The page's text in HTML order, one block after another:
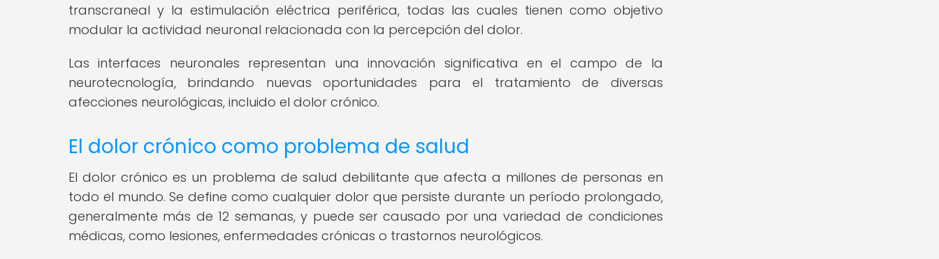
transcraneal y la estimulación eléctrica periférica, todas las cuales tienen como objetivo
modular la actividad neuronal relacionada con la percepción del dolor.
Las interfaces neuronales representan una innovación significativa en el campo de la
neurotecnología, brindando nuevas oportunidades para el tratamiento de diversas
afecciones neurológicas, incluido el dolor crónico.
El dolor crónico como problema de salud
El dolor crónico es un problema de salud debilitante que afecta a millones de personas en
todo el mundo. Se define como cualquier dolor que persiste durante un período prolongado,
generalmente más de 12 semanas, y puede ser causado por una variedad de condiciones
médicas, como lesiones, enfermedades crónicas o trastornos neurológicos.